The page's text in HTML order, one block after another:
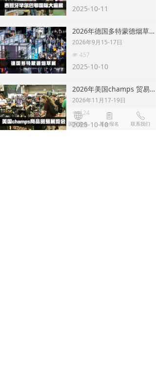
2025-10-11
2026年德国多特蒙德烟草展览会
2026年9月15-17日
넶 457
2025-10-10
2026年美国champs 贸易博览会-劳德代尔堡
2026年11月17-19日
넶 124
2025-10-10
낀
首页
ꀃ
行业资讯
ꄓ
国际展会
ꁩ
展会报名
ꂅ
联系我们